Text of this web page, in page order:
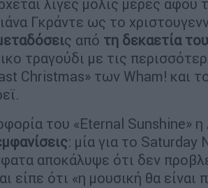
λίγες μόλις μέρες αφού
Γκράντε ως το
ς από τη δεκαετία
τραγούδι με τις
Christmas» των Wham! και
του «Eternal Sunshine» η
: μία για το Saturday
αποκάλυψε ότι δεν
είπε ότι «η μουσική θα